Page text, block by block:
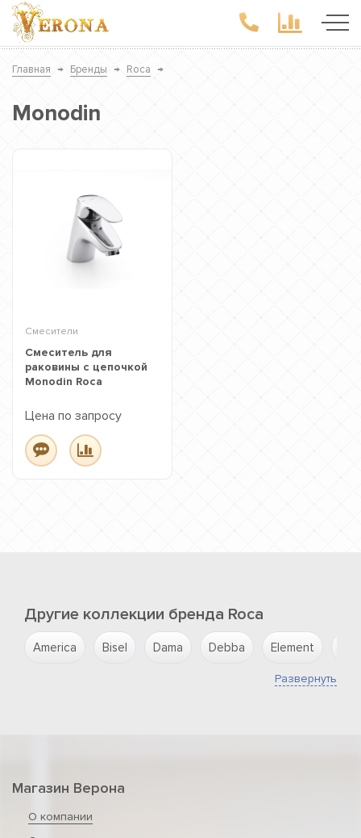
Главная → Бренды → Roca →
Monodin
Смесители
Смеситель для
раковины с цепочкой
Monodin Roca
Цена по запросу
Другие коллекции бренда Roca
America Bisel Dama Debba Element
Развернуть
Магазин Верона
О компании